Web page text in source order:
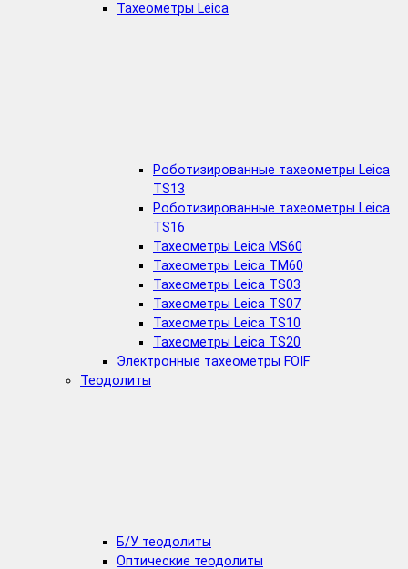
Тахеометры Leica
Роботизированные тахеометры Leica
TS13
Роботизированные тахеометры Leica
TS16
Тахеометры Leica MS60
Тахеометры Leica TM60
Тахеометры Leica TS03
Тахеометры Leica TS07
Тахеометры Leica TS10
Тахеометры Leica TS20
Электронные тахеометры FOIF
Теодолиты
Б/У теодолиты
Оптические теодолиты